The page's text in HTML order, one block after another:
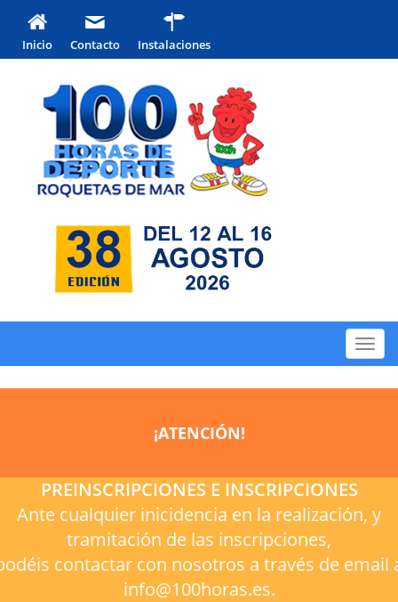
Inicio Contacto Instalaciones
¡ATENCIÓN!
PREINSCRIPCIONES E INSCRIPCIONES
Ante cualquier inicidencia en la realización, y
tramitación de las inscripciones,
contactar con nosotros a través de email
info@100horas.es.